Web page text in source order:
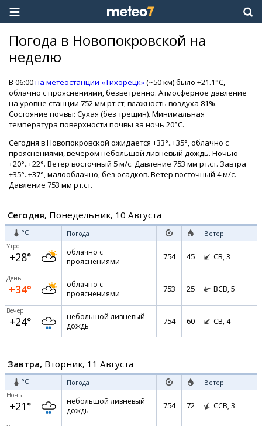
Погода в Новопокровской на
неделю
В 06:00на метеостанции «Тихорецк»(~50 км) было +21.1°C,
облачно с прояснениями, безветренно. Атмосферное давление
на уровне станции 752 мм рт.ст, влажность воздуха 81%.
Состояние почвы: Сухая (без трещин). Минимальная
температура поверхности почвы за ночь 20°C.
Сегодня в Новопокровской ожидается +33°..+35°, облачно с
прояснениями, вечером небольшой ливневый дождь. Ночью
+20°..+22°. Ветер восточный 5 м/с. Давление 753 мм рт.ст. Завтра
+35°..+37°, малооблачно, без осадков. Ветер восточный 4 м/с.
Давление 753 мм рт.ст.
Сегодня, Понедельник, 10 Августа
°C Погода Ветер
Утро
+28°
облачно с
прояснениями
754 45 СВ, 3
День
+34°
облачно с
прояснениями
753 25 ВСВ, 5
Вечер
+24°
небольшой ливневый
дождь
754 60 СВ, 4
Завтра, Вторник, 11 Августа
°C Погода Ветер
Ночь
+21°
небольшой ливневый
дождь
754 72 ССВ, 3